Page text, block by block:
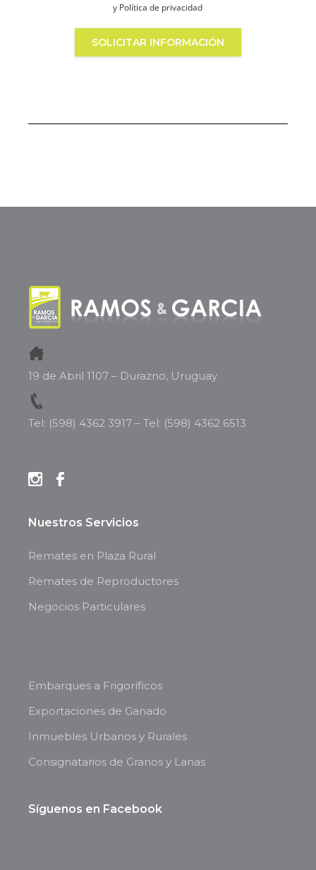
y Política de privacidad
SOLICITAR INFORMACIÓN
19 de Abril 1107 – Durazno, Uruguay
Tel: (598) 4362 3917 –Tel: (598) 4362 6513
Nuestros Servicios
Remates en Plaza Rural
Remates de Reproductores
Negocios Particulares
Embarques a Frigoríficos
Exportaciones de Ganado
Inmuebles Urbanos y Rurales
Consignatarios de Granos y Lanas
Síguenos en Facebook